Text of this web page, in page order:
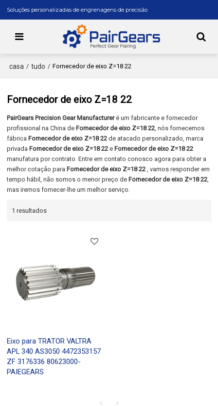
Soluções personalizadas de engrenagens de precisão
casa / tudo / Fornecedor de eixo Z=18 22
Fornecedor de eixo Z=18 22
PairGears Precision Gear Manufactureré um fabricante e fornecedor
profissional na China de Fornecedor de eixo Z=18 22, nós fornecemos
fábrica Fornecedor de eixo Z=18 22 de atacado personalizado, marca
privada Fornecedor de eixo Z=18 22 e Fornecedor de eixo Z=18 22
manufatura por contrato. Entre em contato conosco agora para obter a
melhor cotação para Fornecedor de eixo Z=18 22 , vamos responder em
tempo hábil, não somos o menor preço de Fornecedor de eixo Z=18 22,
mas iremos fornecer-lhe um melhor serviço.
1 resultados
Eixo para TRATOR VALTRA
APL 340 AS3050 4472353157
ZF 3176336 80623000-
PAIEGEARS